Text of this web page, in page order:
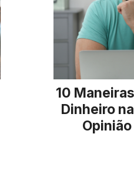
10
Dinheiro